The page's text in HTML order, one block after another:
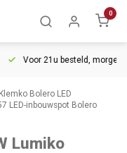
0
Voor 21u besteld, morgen in
Klemko Bolero LED
LED-inbouwspot Bolero
Lumiko